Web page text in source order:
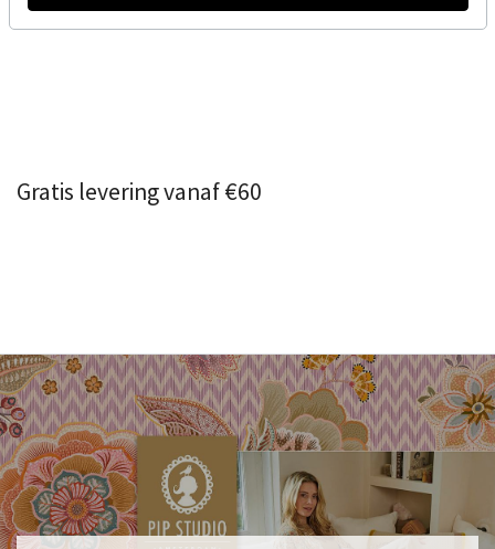
Gratis levering vanaf €60